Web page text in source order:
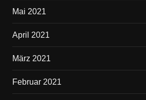
Mai 2021
April 2021
März 2021
Februar 2021